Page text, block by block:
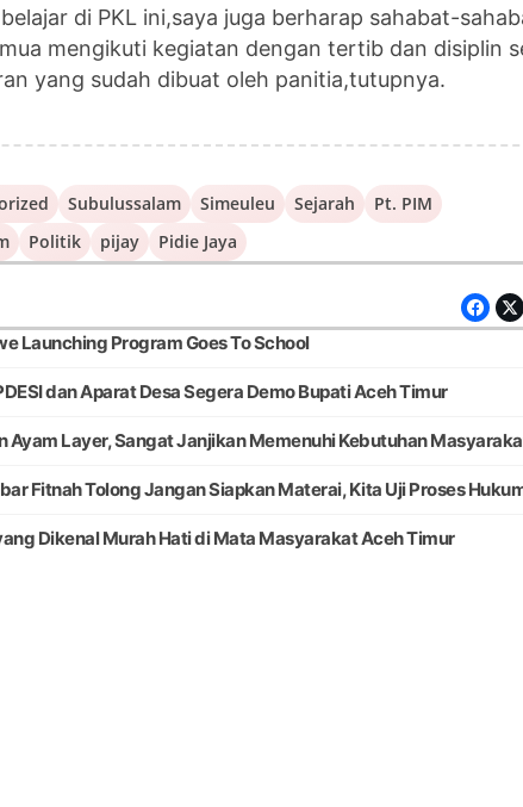
di PKL ini,saya juga berharap sahabat-
mengikuti kegiatan dengan tertib dan disiplin
yang sudah dibuat oleh panitia,tutupnya.
Subulussalam Simeuleu Sejarah
Pt. PIM
Politik pijay
Pidie Jaya
Launching Program Goes To School
dan Aparat Desa Segera Demo Bupati Aceh Timur
Ayam Layer, Sangat Janjikan Memenuhi Kebutuhan
Fitnah Tolong Jangan Siapkan Materai, Kita Uji Proses
Dikenal Murah Hati di Mata Masyarakat Aceh Timur